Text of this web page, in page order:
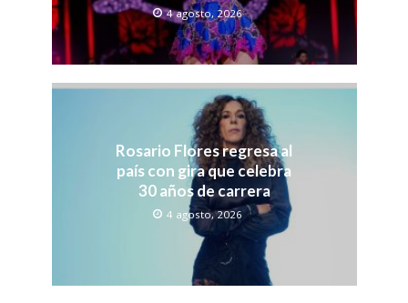
4 agosto, 2026
Rosario Flores regresa al
país con gira que celebra
30 años de carrera
4 agosto, 2026